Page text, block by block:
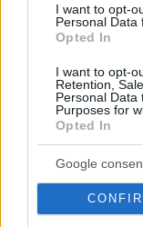
I want to opt-
Personal Data
Opted In
I want to opt-
Retention,
Personal Data
Purposes for
Opted In
Google